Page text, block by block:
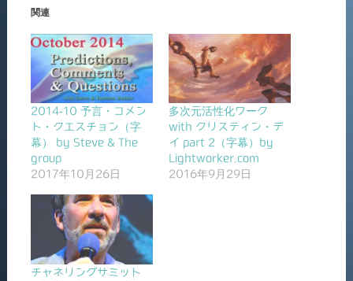
関連
2014-10 予言・コメン
ト・クエスチョン（字
幕） by Steve & The
group
2017年10月26日
多次元活性化ワーク
with クリスティン・デ
イ part 2（字幕）by
Lightworker.com
2016年9月29日
チャネリングサミット